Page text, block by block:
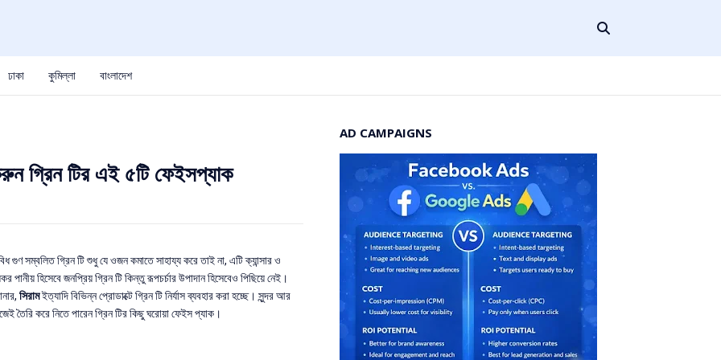
ঢাকা কুমিল্লা বাংলাদেশ
গ্রিন টির এই ৫টি ফেইসপ্যাক
সম্বলিত গ্রিন টি শুধু যে ওজন কমাতে সাহায্য করে তাই না, এটি ক্যান্সার ও
হিসেবে জনপ্রিয় গ্রিন টি কিন্তু রূপচর্চার উপাদান হিসেবেও পিছিয়ে নেই।
সিরামইত্যাদি বিভিন্ন প্রোডাক্টে গ্রিন টি নির্যাস ব্যবহার করা হচ্ছে। সুন্দর আর
তৈরি করে নিতে পারেন গ্রিন টির কিছু ঘরোয়া ফেইস প্যাক।
AD CAMPAIGNS